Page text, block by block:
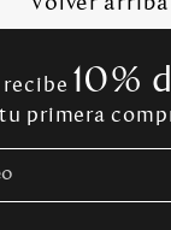
10%
primera